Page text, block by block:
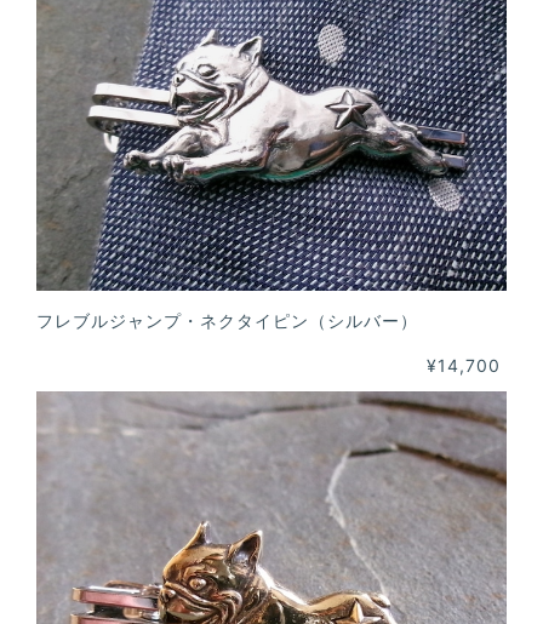
フレブルジャンプ・ネクタイピン（シルバー）
¥14,700